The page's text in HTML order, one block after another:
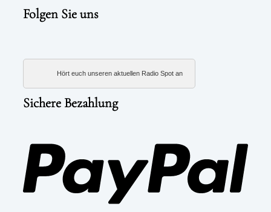
Folgen Sie uns
Hört euch unseren aktuellen Radio Spot an
Sichere Bezahlung